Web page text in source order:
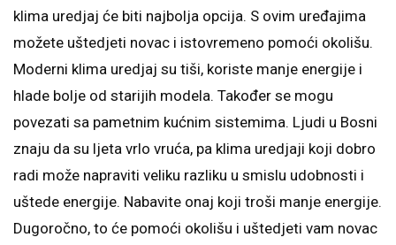
klima uredjaj će biti najbolja opcija. S ovim uređajima
možete uštedjeti novac i istovremeno pomoći okolišu.
Moderni klima uredjaj su tiši, koriste manje energije i
hlade bolje od starijih modela. Također se mogu
povezati sa pametnim kućnim sistemima. Ljudi u Bosni
znaju da su ljeta vrlo vruća, pa klima uredjaji koji dobro
radi može napraviti veliku razliku u smislu udobnosti i
uštede energije. Nabavite onaj koji troši manje energije.
Dugoročno, to će pomoći okolišu i uštedjeti vam novac